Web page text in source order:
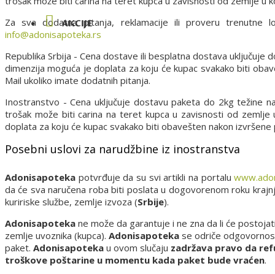
AKCIJE
Za sva dodatna pitanja, reklamacije ili proveru trenutne
info@adonisapoteka.rs
Republika Srbija - Cena dostave ili besplatna dostava
dimenzija moguća je doplata za koju će kupac svakako biti
Mail ukoliko imate dodatnih pitanja.
Inostranstvo - Cena uključuje dostavu paketa do 2kg težine
trošak može biti carina na teret kupca u zavisnosti od
doplata za koju će kupac svakako biti obavešten nakon
Posebni uslovi za narudžbine iz inostranstva
Adonisapoteka potvrđuje da su svi artikli na portalu
da će sva naručena roba biti poslata u dogovorenom roku
kuririske službe, zemlje izvoza (Srbije).
Adonisapoteka ne može da garantuje i ne zna da li će
zemlje uvoznika (kupca). Adonisapoteka se odriče
paket. Adonisapoteka u ovom slučaju zadržava pravo da
troškove poštarine u momentu kada paket bude vraćen.